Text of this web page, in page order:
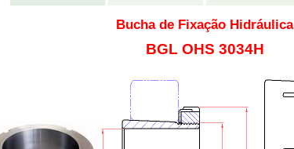
Bucha de Fixação Hidráulica
BGL OHS 3034H